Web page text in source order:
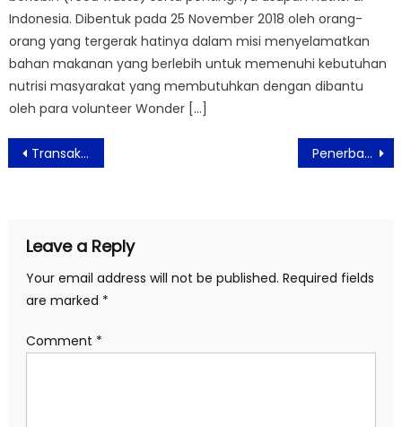
Indonesia. Dibentuk pada 25 November 2018 oleh orang-
orang yang tergerak hatinya dalam misi menyelamatkan
bahan makanan yang berlebih untuk memenuhi kebutuhan
nutrisi masyarakat yang membutuhkan dengan dibantu
oleh para volunteer Wonder […]
Post
navigation
Transaksi Pengiriman J&T Express Harbolnas 10.10 Kian Melesat Hingga 13,5 juta Paket Penerbangan Internasional ke Bali Dibuka, Ini Daftar 19 Negaranya
Leave a Reply
Your email address will not be published. Required fields
are marked *
Comment *